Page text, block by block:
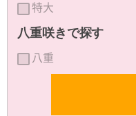
特大
八重咲きで探す
八重